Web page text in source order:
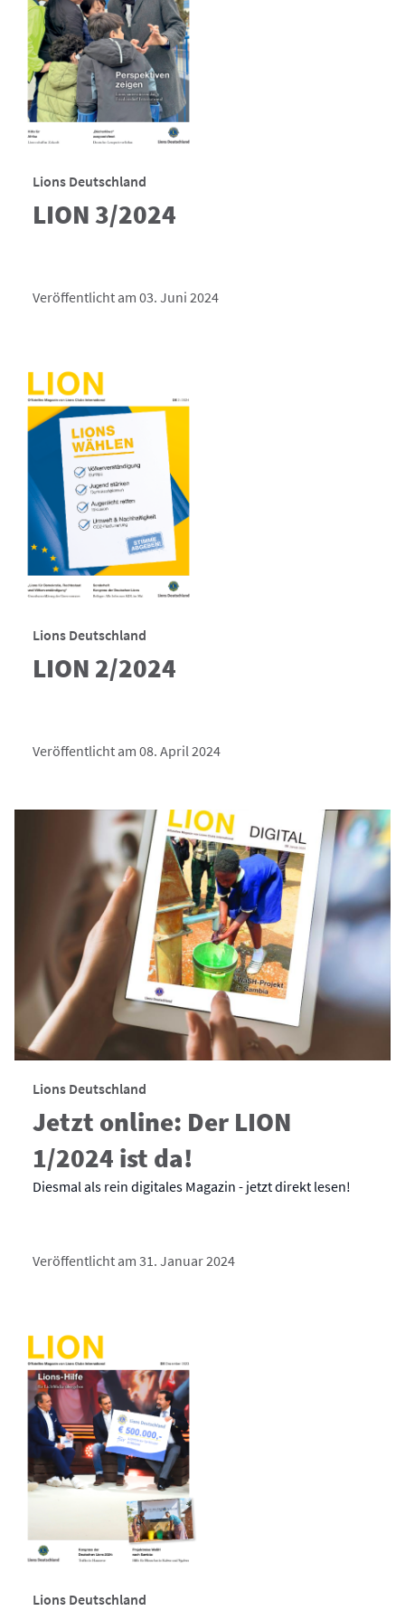
Lions Deutschland
LION 3/2024
Veröffentlicht am 03. Juni 2024
Lions Deutschland
LION 2/2024
Veröffentlicht am 08. April 2024
Lions Deutschland
Jetzt online: Der LION
1/2024 ist da!
Diesmal als rein digitales Magazin - jetzt direkt lesen!
Veröffentlicht am 31. Januar 2024
Lions Deutschland